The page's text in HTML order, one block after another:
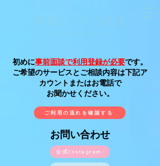
初めに事前面談で利用登録が必要です。
ご希望のサービスとご相談内容は下記ア
カウントまたはお電話で
お聞かせください。
ご利用の流れを確認する
お問い合わせ
公式Instagram